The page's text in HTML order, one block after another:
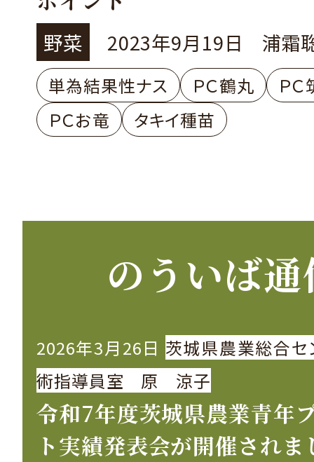
野菜 2023年9月19日 浦霜
単為結果性ナス ＰＣ鶴丸
Ｐ
ＰＣお竜
タキイ種苗
のういば
2026年3月26日 茨城県農業総合セ
術指導員室 原 涼子
令和7年度茨城県農業青年
ト実績発表会が開催されま